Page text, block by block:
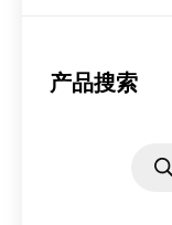
产品搜索
search